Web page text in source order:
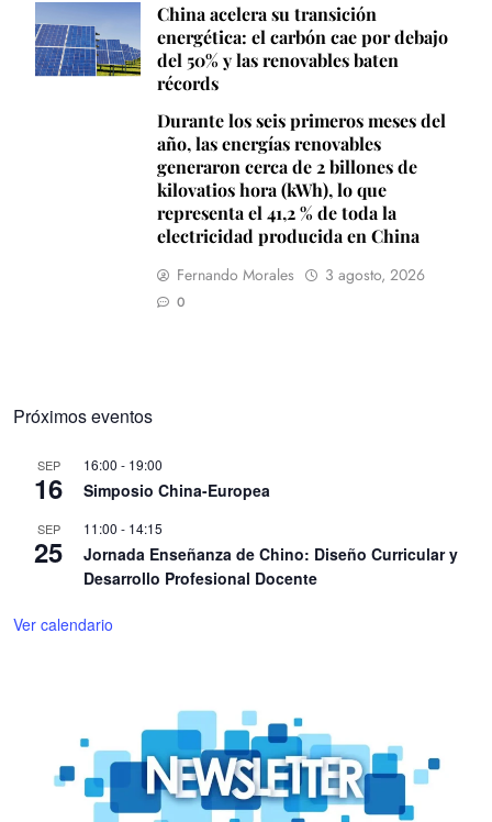
China acelera su transición
energética: el carbón cae por debajo
del 50% y las renovables baten
récords
Durante los seis primeros meses del
año, las energías renovables
generaron cerca de 2 billones de
kilovatios hora (kWh), lo que
representa el 41,2 % de toda la
electricidad producida en China
Fernando Morales 3 agosto, 2026
0
Próximos eventos
SEP
16
16:00 - 19:00
Simposio China-Europea
SEP
25
11:00 - 14:15
Jornada Enseñanza de Chino: Diseño Curricular y
Desarrollo Profesional Docente
Ver calendario